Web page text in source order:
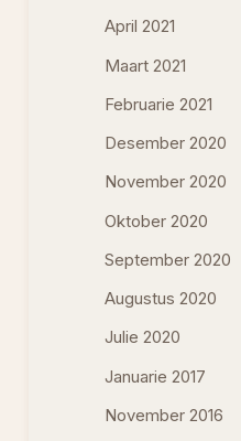
April 2021
Maart 2021
Februarie 2021
Desember 2020
November 2020
Oktober 2020
September 2020
Augustus 2020
Julie 2020
Januarie 2017
November 2016